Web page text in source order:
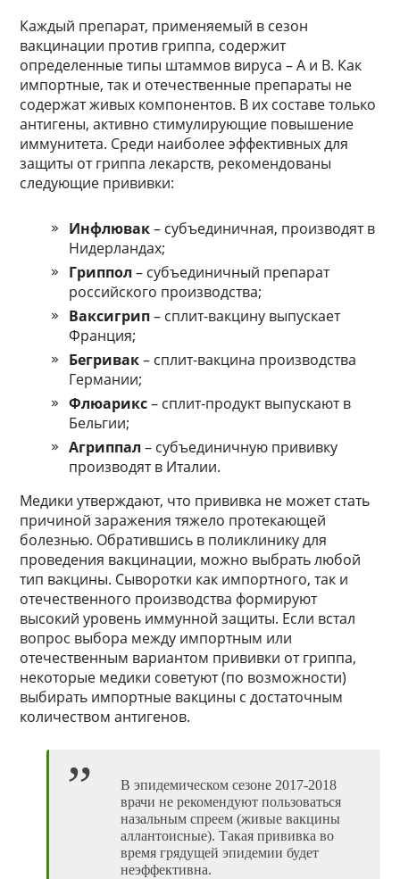
Каждый препарат, применяемый в сезон
вакцинации против гриппа, содержит
определенные типы штаммов вируса – А и В. Как
импортные, так и отечественные препараты не
содержат живых компонентов. В их составе только
антигены, активно стимулирующие повышение
иммунитета. Среди наиболее эффективных для
защиты от гриппа лекарств, рекомендованы
следующие прививки:
Инфлювак– субъединичная, производят в
Нидерландах;
Гриппол – субъединичный препарат
российского производства;
Ваксигрип– сплит-вакцину выпускает
Франция;
Бегривак– сплит-вакцина производства
Германии;
Флюарикс– сплит-продукт выпускают в
Бельгии;
Агриппал – субъединичную прививку
производят в Италии.
Медики утверждают, что прививка не может стать
причиной заражения тяжело протекающей
болезнью. Обратившись в поликлинику для
проведения вакцинации, можно выбрать любой
тип вакцины. Сыворотки как импортного, так и
отечественного производства формируют
высокий уровень иммунной защиты. Если встал
вопрос выбора между импортным или
отечественным вариантом прививки от гриппа,
некоторые медики советуют (по возможности)
выбирать импортные вакцины с достаточным
количеством антигенов.
В эпидемическом сезоне 2017-2018
врачи не рекомендуют пользоваться
назальным спреем (живые вакцины
аллантоисные). Такая прививка во
время грядущей эпидемии будет
неэффективна.